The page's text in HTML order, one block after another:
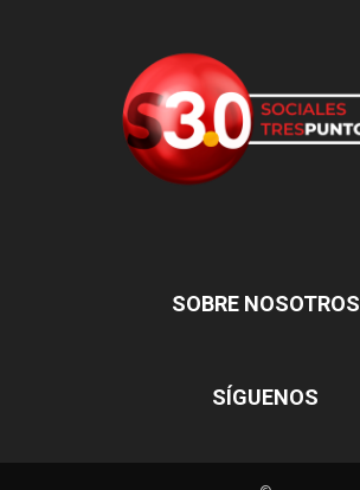
SOBRE NOSOTROS
SÍGUENOS